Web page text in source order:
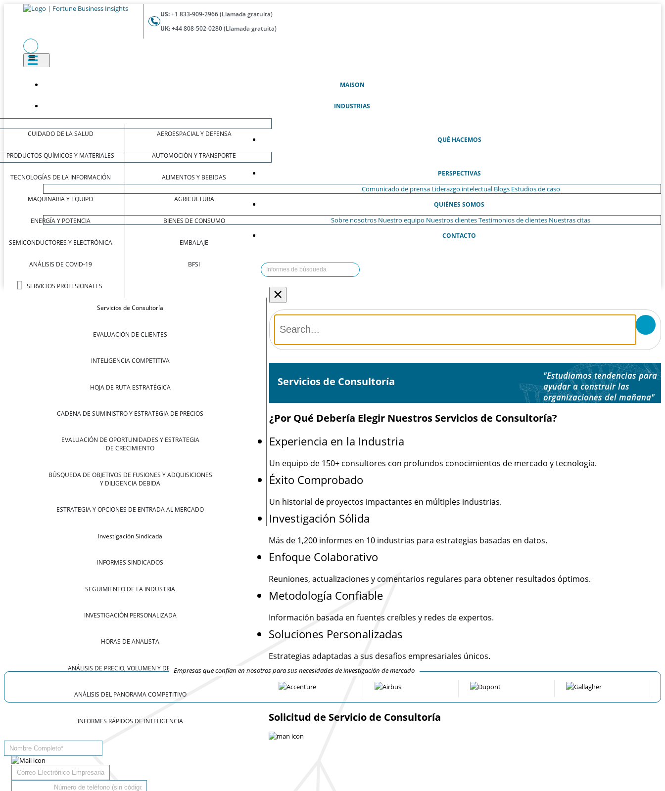
US:+1 833-909-2966 (Llamada gratuita)
UK:+44 808-502-0280 (Llamada gratuita)
MAISON(ACTUAL)
INDUSTRIAS
CUIDADO DE LA SALUD
PRODUCTOS QUÍMICOS Y MATERIALES
TECNOLOGÍAS DE LA INFORMACIÓN
MAQUINARIA Y EQUIPO
ENERGÍA Y POTENCIA
SEMICONDUCTORES Y ELECTRÓNICA
ANÁLISIS DE COVID-19
SERVICIOS PROFESIONALES
AEROESPACIAL Y DEFENSA
AUTOMOCIÓN Y TRANSPORTE
ALIMENTOS Y BEBIDAS
AGRICULTURA
BIENES DE CONSUMO
EMBALAJE
BFSI
QUÉ HACEMOS
Servicios de Consultoría
EVALUACIÓN DE CLIENTES
INTELIGENCIA COMPETITIVA
HOJA DE RUTA ESTRATÉGICA
CADENA DE SUMINISTRO Y ESTRATEGIA DE PRECIOS
EVALUACIÓN DE OPORTUNIDADES Y ESTRATEGIA
DE CRECIMIENTO
BÚSQUEDA DE OBJETIVOS DE FUSIONES Y ADQUISICIONES
Y DILIGENCIA DEBIDA
ESTRATEGIA Y OPCIONES DE ENTRADA AL MERCADO
Investigación Sindicada
INFORMES SINDICADOS
SEGUIMIENTO DE LA INDUSTRIA
INVESTIGACIÓN PERSONALIZADA
HORAS DE ANALISTA
ANÁLISIS DE PRECIO, VOLUMEN Y DEMANDA
ANÁLISIS DEL PANORAMA COMPETITIVO
INFORMES RÁPIDOS DE INTELIGENCIA
PERSPECTIVAS
Comunicado de prensa Liderazgo intelectual Blogs Estudios de caso
QUIÉNES SOMOS
Sobre nosotros Nuestro equipo Nuestros clientesTestimonios de clientes Nuestras citas
CONTACTO
×
Servicios de Consultoría
"Estudiamos tendencias para
ayudar a construir las
organizaciones del mañana"
¿Por Qué Debería Elegir Nuestros Servicios de Consultoría?
Experiencia en la Industria
Un equipo de 150+ consultores con profundos conocimientos de mercado y tecnología.
Éxito Comprobado
Un historial de proyectos impactantes en múltiples industrias.
Investigación Sólida
Más de 1,200 informes en 10 industrias para estrategias basadas en datos.
Enfoque Colaborativo
Reuniones, actualizaciones y comentarios regulares para obtener resultados óptimos.
Metodología Confiable
Información basada en fuentes creíbles y redes de expertos.
Soluciones Personalizadas
Estrategias adaptadas a sus desafíos empresariales únicos.
Empresas que confían en nosotros para sus necesidades de investigación de mercado
Solicitud de Servicio de Consultoría